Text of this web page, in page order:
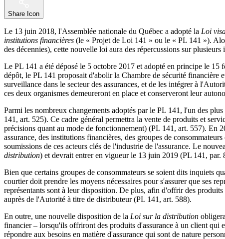
Share Icon
Le 13 juin 2018, l'Assemblée nationale du Québec a adopté la Loi
institutions financières (le « Projet de Loi 141 » ou le « PL 141 »).
des décennies), cette nouvelle loi aura des répercussions sur
Le PL 141 a été déposé le 5 octobre 2017 et adopté en principe le
dépôt, le PL 141 proposait d'abolir la Chambre de sécurité financière
surveillance dans le secteur des assurances, et de les intégrer à
ces deux organismes demeureront en place et conserveront leur
Parmi les nombreux changements adoptés par le PL 141, l'un des
141, art. 525). Ce cadre général permettra la vente de produits et
précisions quant au mode de fonctionnement) (PL 141, art. 557). En
assurance, des institutions financières, des groupes de
soumissions de ces acteurs clés de l'industrie de l'assurance. Le
distribution) et devrait entrer en vigueur le 13 juin 2019 (PL 141, par.
Bien que certains groupes de consommateurs se soient dits inquiets
courtier doit prendre les moyens nécessaires pour s'assurer que ses
représentants sont à leur disposition. De plus, afin d'offrir des
auprès de l'Autorité à titre de distributeur (PL 141, art. 588).
En outre, une nouvelle disposition de la Loi sur la distribution
financier – lorsqu'ils offriront des produits d'assurance à un client qui
répondre aux besoins en matière d'assurance qui sont de nature